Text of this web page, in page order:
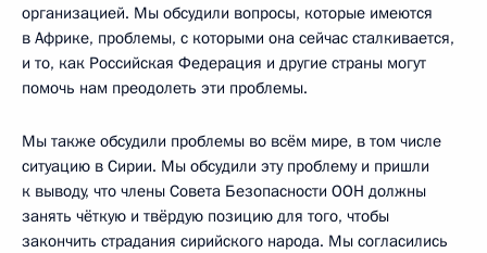
организацией. Мы обсудили вопросы, которые имеются
в Африке, проблемы, с которыми она сейчас сталкивается,
и то, как Российская Федерация и другие страны могут
помочь нам преодолеть эти проблемы.
Мы также обсудили проблемы во всём мире, в том числе
ситуацию в Сирии. Мы обсудили эту проблему и пришли
к выводу, что члены Совета Безопасности ООН должны
занять чёткую и твёрдую позицию для того, чтобы
закончить страдания сирийского народа. Мы согласились